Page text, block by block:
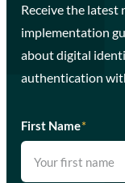
Receive the latest
implementation
about digital
authentication
First Name*